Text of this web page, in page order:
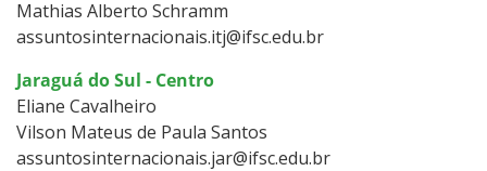
Mathias Alberto Schramm
assuntosinternacionais.itj@ifsc.edu.br
Jaraguá do Sul - Centro
Eliane Cavalheiro
Vilson Mateus de Paula Santos
assuntosinternacionais.jar@ifsc.edu.br